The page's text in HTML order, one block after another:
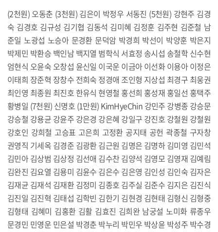
(2천원) 오동춘 (3천원) 김은이 박정우 서동진 (5천원) 강현주 김경
숙 김경호 김규성 김기협 김동석 김미혜 김정훈 김주현 김준철 남
준일 노광섭 노승아 문경환 문덕암 박경희 박선이 박양훈 박은지
박제민 박환승 백인남 백지열 범학식 서효정 송시섭 송철학 신수현
엄현식 오윤숙 오창섭 윤신일 이국운 이금아 이선화 이용아 이정은
이태희 장준혁 장창수 전희숙 정경애 조인형 지상섭 최경구 최웅권
최인영 최종원 최진호 한유식 현영철 홍선희 홍성재 홍일선 홍택주
황병일 (7천원) 신명호 (1만원) KimHyeChin 강민주 강병종 강승문
강승철 강용균 강윤주 강은경 강은혜 강일구 강진호 강철원 강철원
강호인 강희철 고승표 고은희 고정환 공지태 공헌 곽종철 구자창
권영직 기세옥 김경준 김광환 김근원 김명은 김명하 김미영 김민석
김민아 김상범 김상정 김선애 김수찬 김양석 김영모 김영재 김예림
김완진 김요열 김용미 김윤수 김은수 김은영 김인성 김인숙 김자은
김재균 김재석 김재환 김정미 김종호 김주실 김준수 김지은 김진식
김진일 김진혁 김태섭 김학빈 김한기 김현경 김현태 김형신 김형중
김형태 김혜미 김홍환 김활 김효진 김희완 남궁설 노미화 류종우
문경민 민영운 민은설 박경춘 박누리 박민우 박상윤 박성주 박수경